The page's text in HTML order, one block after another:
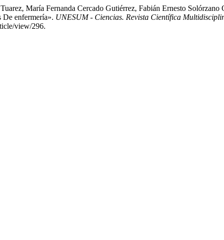
María Fernanda Cercado Gutiérrez, Fabián Ernesto
De enfermería». UNESUM - Ciencias. Revista Científica
view/296.